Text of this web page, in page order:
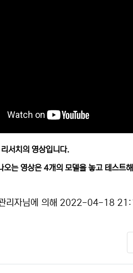
서치의 영상입니다.
는 영상은 4개의 모델을 놓고 테스트
관리자님에 의해 2022-04-18